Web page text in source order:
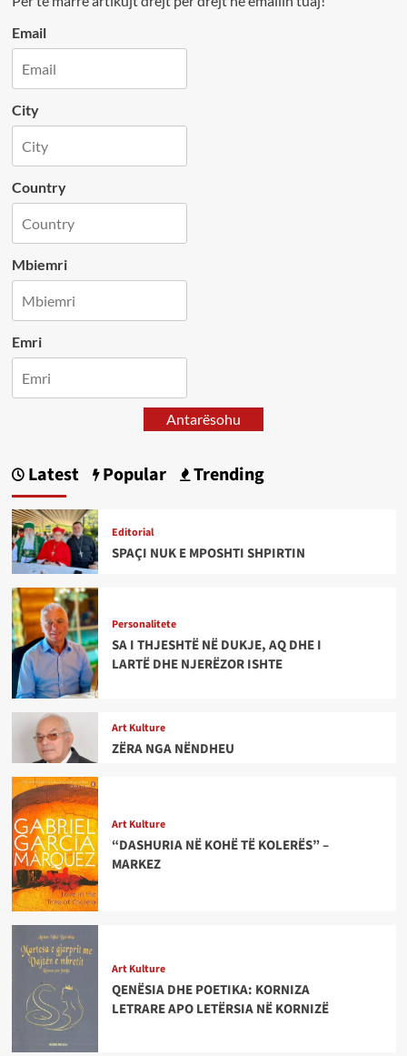
Email
City
Country
Mbiemri
Emri
Antarësohu
Latest Popular Trending
Editorial
SPAÇI NUK E MPOSHTI SHPIRTIN
Personalitete
SA I THJESHTË NË DUKJE, AQ DHE I
LARTË DHE NJERËZOR ISHTE
Art Kulture
ZËRA NGA NËNDHEU
Art Kulture
“DASHURIA NË KOHË TË KOLERËS” –
MARKEZ
Art Kulture
QENËSIA DHE POETIKA: KORNIZA
LETRARE APO LETËRSIA NË KORNIZË